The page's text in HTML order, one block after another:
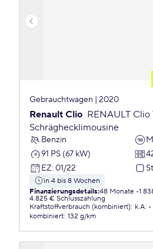
Gebrauchtwagen | 2020
Renault Clio RENAULT
Schräghecklimousine
Benzin
91 PS (67 kW)
EZ: 01/22
in 4 bis 8 Wochen
Finanzierungsdetails:48 Monate
4.825 € Schlusszahlung
Kraftstoffverbrauch (kombiniert): k.A.
kombiniert: 132 g/km